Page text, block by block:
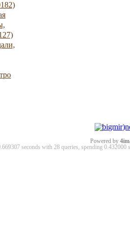
Powered by
seconds with 28 queries, spending